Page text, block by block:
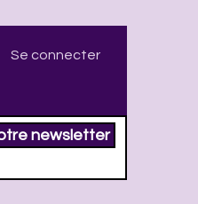
Se connecter
newsletter